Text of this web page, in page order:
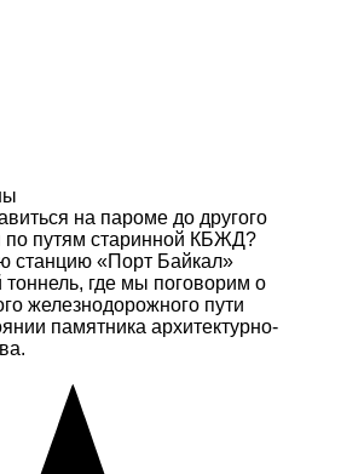
на пароме до другого
по путям старинной КБЖД?
станцию «Порт Байкал»
тоннель, где мы поговорим о
железнодорожного пути
памятника архитектурно-